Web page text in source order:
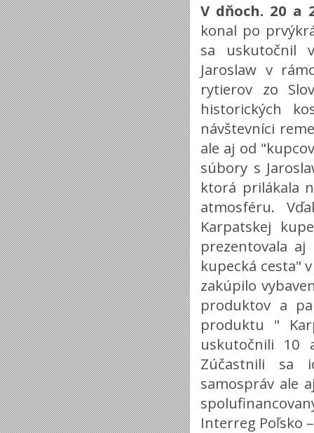
V dňoch. 20 a
konal po
sa uskutočnil
Jaroslaw v
rytierov zo
historických
návštevníci
ale aj od
súbory s
ktorá prilákala
atmosféru.
Karpatskej
prezentovala
kupecká cesta"
zakúpilo
produktov a
produktu "
uskutočnili 10
Zúčastnili sa
samospráv ale
Interreg Poľsko